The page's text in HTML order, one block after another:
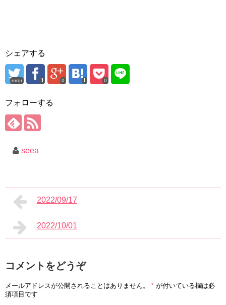
シェアする
error 0 0
フォローする
seea
2022/09/17
2022/10/01
コメントをどうぞ
メールアドレスが公開されることはありません。 * が付いている欄は必
須項目です